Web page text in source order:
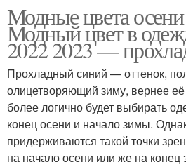
Модные цвета
Модный цвет в
2022 2023 —
Прохладный синий — оттенок,
олицетворяющий зиму, вернее
более логично будет выбирать
конец осени и начало зимы.
придерживаются такой точки
на начало осени или же на конец